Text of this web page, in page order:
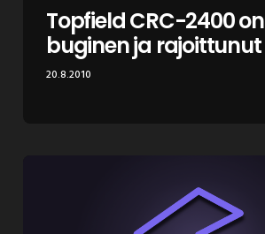
Topfield CRC-2400 on
buginen ja rajoittunut
20.8.2010